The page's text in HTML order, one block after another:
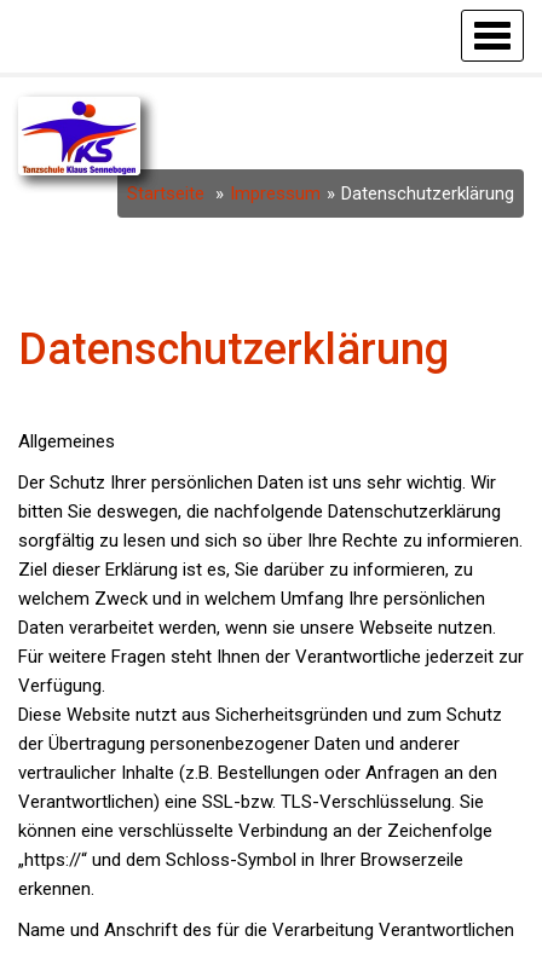
Startseite Impressum Datenschutzerklärung
Datenschutzerklärung
Allgemeines
Der Schutz Ihrer persönlichen Daten ist uns sehr wichtig. Wir
bitten Sie deswegen, die nachfolgende Datenschutzerklärung
sorgfältig zu lesen und sich so über Ihre Rechte zu informieren.
Ziel dieser Erklärung ist es, Sie darüber zu informieren, zu
welchem Zweck und in welchem Umfang Ihre persönlichen
Daten verarbeitet werden, wenn sie unsere Webseite nutzen.
Für weitere Fragen steht Ihnen der Verantwortliche jederzeit zur
Verfügung.
Diese Website nutzt aus Sicherheitsgründen und zum Schutz
der Übertragung personenbezogener Daten und anderer
vertraulicher Inhalte (z.B. Bestellungen oder Anfragen an den
Verantwortlichen) eine SSL-bzw. TLS-Verschlüsselung. Sie
können eine verschlüsselte Verbindung an der Zeichenfolge
„https://“ und dem Schloss-Symbol in Ihrer Browserzeile
erkennen.
Name und Anschrift des für die Verarbeitung Verantwortlichen